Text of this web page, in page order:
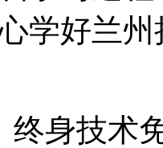
学好兰
终身技术